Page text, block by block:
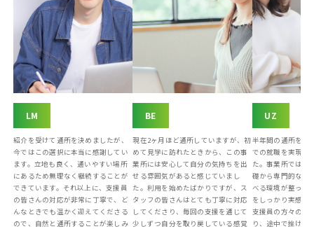
LM
紹介を受けて通所を決めましたが、
今ではこの選択に本当に感謝してい
ます。立地も良く、通いやすい場所
にあるため無理なく継続することが
できています。それ以上に、支援員
の皆さんの対応が非常に丁寧で、ど
んなときでも温かく迎えてくださる
ので、自然と通所することが楽しみ
BE
現在2ヶ月ほど通所していますが、初
めて見学に訪れたときから、この事
業所には安心して自分の気持ちを出
せる雰囲気があると感じていまし
た。利用を始めたばかりですが、ス
タッフの皆さんはとても丁寧に対応
してくださり、毎回の支援を通じて
少しずつ自分を取り戻している感覚
UZ
半年間の通所を経
での就職を実現す
た。事業所では、
礎から専門的なス
べる環境が整って
をしっかり実感で
支援員の方々の温
り、途中で挫ける